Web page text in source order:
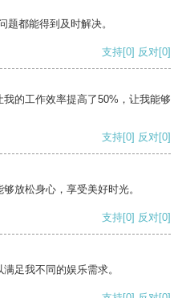
题都能得到及时解决。
支持[0] 反对[0]
的工作效率提高了50%，让我能够
支持[0] 反对[0]
放松身心，享受美好时光。
支持[0] 反对[0]
足我不同的娱乐需求。